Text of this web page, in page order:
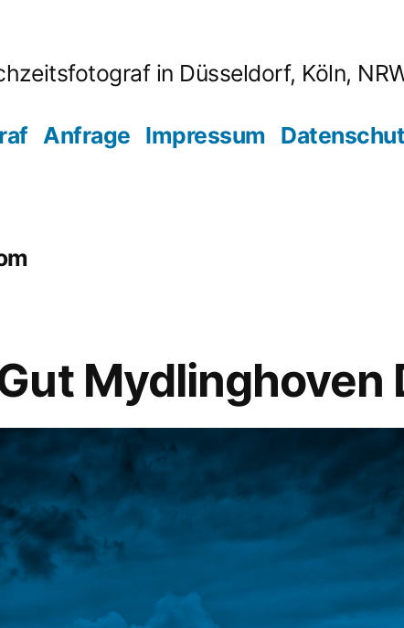
in Düsseldorf, Köln,
Anfrage Impressum
Mydlinghoven